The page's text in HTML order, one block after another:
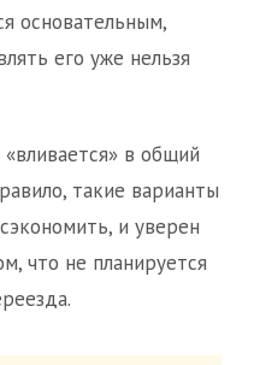
основательным,
его уже нельзя
в общий
такие варианты
и уверен
что не планируется